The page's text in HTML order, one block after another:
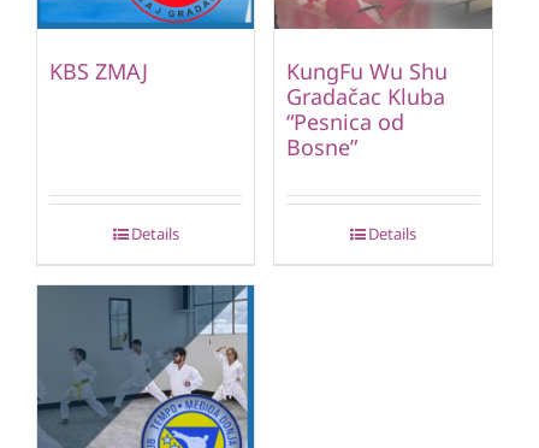
KBS ZMAJ
Details
KungFu Wu Shu
Gradačac Kluba
“Pesnica od
Bosne”
Details